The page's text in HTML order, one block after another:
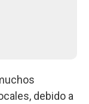
debido a